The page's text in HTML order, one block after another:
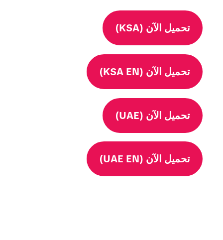
تحميل الآن (KSA)
تحميل الآن (KSA EN)
تحميل الآن (UAE)
تحميل الآن (UAE EN)